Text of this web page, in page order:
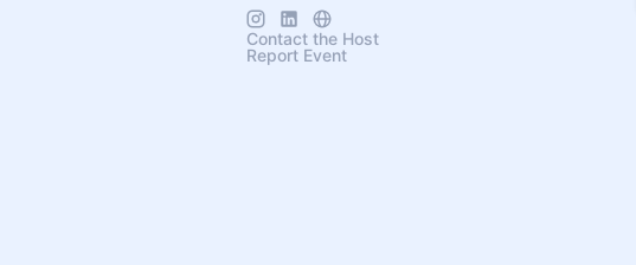
prescripción electrónica, adopción tecnológica,
mejores prácticas
Contact the Host
Report Event